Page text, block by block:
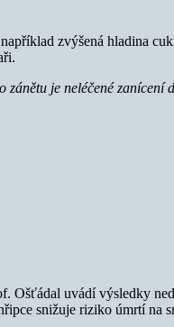
zvýšená hladina
je neléčené zanícení
Ošťádal uvádí výsledky
snižuje riziko úmrtí na